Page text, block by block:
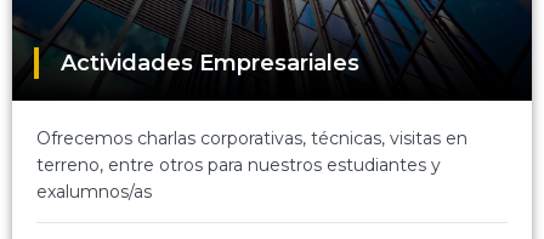
Actividades Empresariales
Ofrecemos charlas corporativas, técnicas, visitas en
terreno, entre otros para nuestros estudiantes y
exalumnos/as